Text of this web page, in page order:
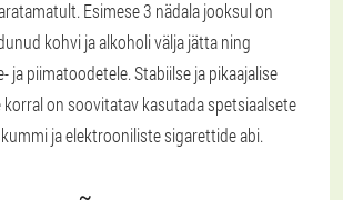
Esimese 3 nädala jooksul on
kohvi ja alkoholi välja jätta ning
ja piimatoodetele. Stabiilse ja pikaajalise
on soovitatav kasutada spetsiaalsete
ja elektrooniliste sigarettide abi.